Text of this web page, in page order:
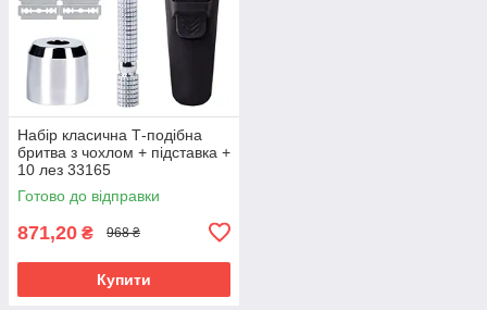
Набір класична Т-подібна
бритва з чохлом + підставка +
10 лез 33165
Готово до відправки
871,20 ₴ 968 ₴
Купити